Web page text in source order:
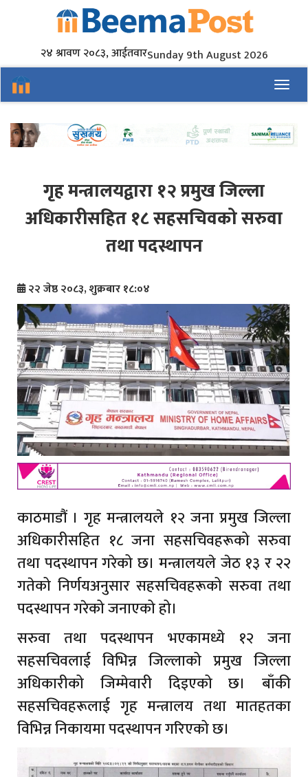
२४ श्रावण २०८३, आईतवारSunday 9th August 2026
गृह मन्त्रालयद्वारा १२ प्रमुख जिल्ला
अधिकारीसहित १८ सहसचिवको सरुवा
तथा पदस्थापन
२२ जेष्ठ २०८३, शुक्रबार १८:०४
काठमाडौं । गृह मन्त्रालयले १२ जना प्रमुख जिल्ला
अधिकारीसहित १८ जना सहसचिवहरूको सरुवा
तथा पदस्थापन गरेको छ। मन्त्रालयले जेठ १३ र २२
गतेको निर्णयअनुसार सहसचिवहरूको सरुवा तथा
पदस्थापन गरेको जनाएको हो।
सरुवा तथा पदस्थापन भएकामध्ये १२ जना
सहसचिवलाई विभिन्न जिल्लाको प्रमुख जिल्ला
अधिकारीको जिम्मेवारी दिइएको छ। बाँकी
सहसचिवहरूलाई गृह मन्त्रालय तथा मातहतका
विभिन्न निकायमा पदस्थापन गरिएको छ।